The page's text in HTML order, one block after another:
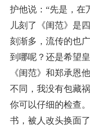
护他说：“先是，在
儿刻了《闺范》是
刻渐多，流传的也
到哪呢？还是希望
《闺范》和郑承恩
不同，我没有包藏
你可以仔细的检查
书，被人改头换面